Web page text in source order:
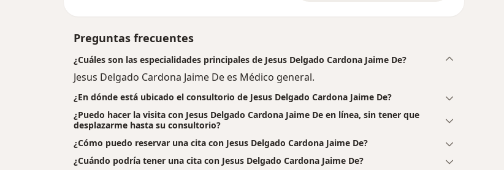
Preguntas frecuentes
¿Cuáles son las especialidades principales de Jesus Delgado Cardona Jaime De?
Jesus Delgado Cardona Jaime De es Médico general.
¿En dónde está ubicado el consultorio de Jesus Delgado Cardona Jaime De?
¿Puedo hacer la visita con Jesus Delgado Cardona Jaime De en línea, sin tener que
desplazarme hasta su consultorio?
¿Cómo puedo reservar una cita con Jesus Delgado Cardona Jaime De?
¿Cuándo podría tener una cita con Jesus Delgado Cardona Jaime De?